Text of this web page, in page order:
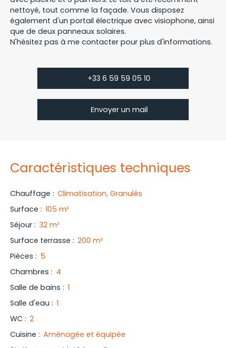
nettoyé, tout comme la façade. Vous disposez
également d'un portail électrique avec visiophone, ainsi
que de deux panneaux solaires.
N'hésitez pas à me contacter pour plus d'informations.
+33 6 59 59 05 10
Envoyer un mail
Caractéristiques techniques
Chauffage : Climatisation, Granulés
Surface : 105 m²
Séjour : 32 m²
Surface terrasse : 200 m²
Pièces : 5
Chambres : 4
Salle de bains : 1
Salle d'eau : 1
WC : 2
Cuisine : Aménagée et équipée